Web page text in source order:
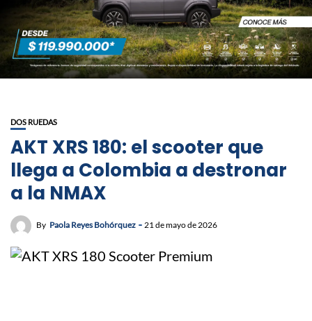
DOS RUEDAS
AKT XRS 180: el scooter que
llega a Colombia a destronar
a la NMAX
By Paola Reyes Bohórquez 21 de mayo de 2026